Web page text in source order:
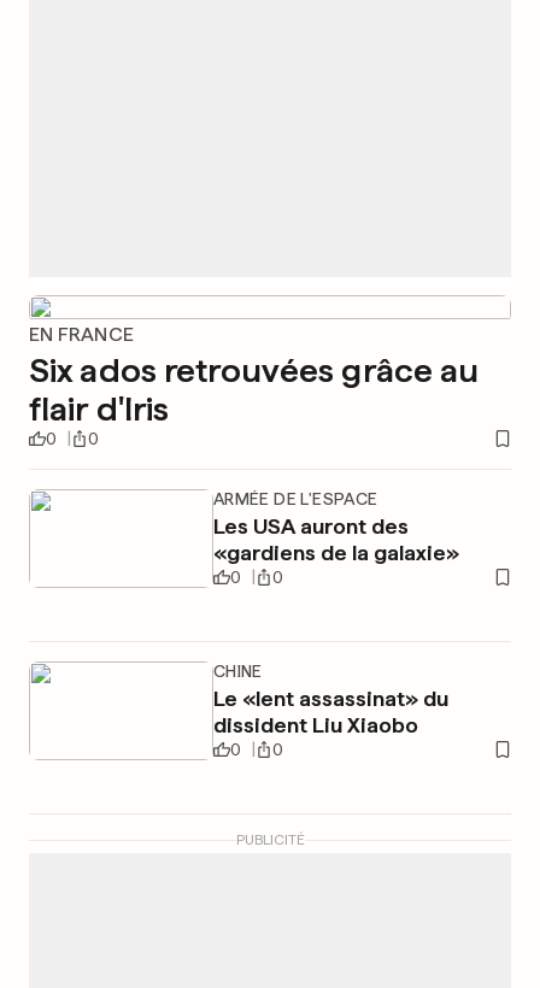
EN FRANCE
Six ados retrouvées grâce au
flair d'Iris
0 0
ARMÉE DE L'ESPACE
Les USA auront des
«gardiens de la galaxie»
0 0
CHINE
Le «lent assassinat» du
dissident Liu Xiaobo
0 0
PUBLICITÉ